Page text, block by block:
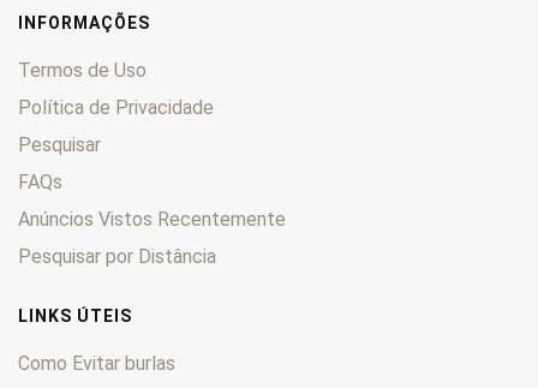
VPS125 0
INFORMAÇÕES
Termos de Uso
Política de Privacidade
Pesquisar
FAQs
Anúncios Vistos Recentemente
Pesquisar por Distância
LINKS ÚTEIS
Como Evitar burlas